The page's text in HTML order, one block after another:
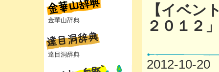
金華山辞典
達目洞辞典
【イベン
２０１２
2012-10-20